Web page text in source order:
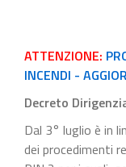
ATTENZIONE:
INCENDI -
Decreto
Dal 3° luglio è in
dei procedimenti